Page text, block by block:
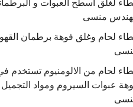
لغلق اسطح العبوات و
منسى
لحام وغلق فوهة برطمان
لحام من الالومنيوم تستخدم
عبوات السيروم ومواد